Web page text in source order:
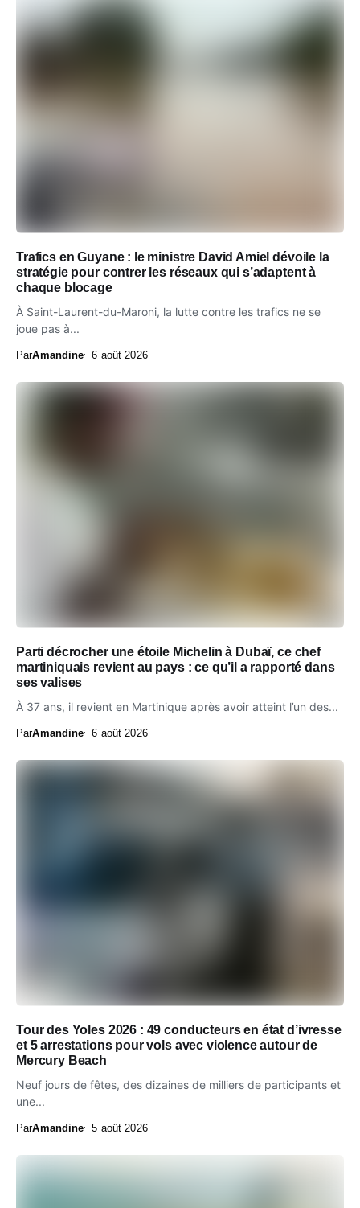
Trafics en Guyane : le ministre David Amiel dévoile la
stratégie pour contrer les réseaux qui s’adaptent à
chaque blocage
À Saint-Laurent-du-Maroni, la lutte contre les trafics ne se
joue pas à...
ParAmandine 6 août 2026
Parti décrocher une étoile Michelin à Dubaï, ce chef
martiniquais revient au pays : ce qu’il a rapporté dans
ses valises
À 37 ans, il revient en Martinique après avoir atteint l’un des...
ParAmandine 6 août 2026
Tour des Yoles 2026 : 49 conducteurs en état d’ivresse
et 5 arrestations pour vols avec violence autour de
Mercury Beach
Neuf jours de fêtes, des dizaines de milliers de participants et
une...
ParAmandine 5 août 2026